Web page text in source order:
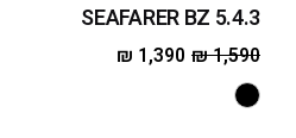
SEAFARER BZ 5.4.3
₪1,590
₪ 1,390